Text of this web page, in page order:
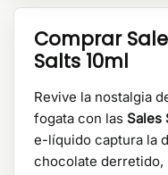
Comprar
Salts 10ml
Revive la nostalgia
fogata con las Sales
e-líquido captura la
chocolate derretido,